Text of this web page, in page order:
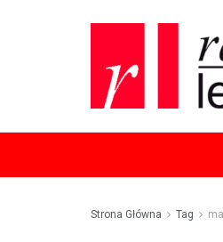
Strona Główna Tag